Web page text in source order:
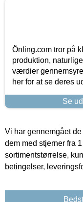
Önling.com tror på
produktion,
værdier
her for at se deres
Se
Vi har gennemgået
dem med stjerner fra
sortimentstørrelse,
betingelser,